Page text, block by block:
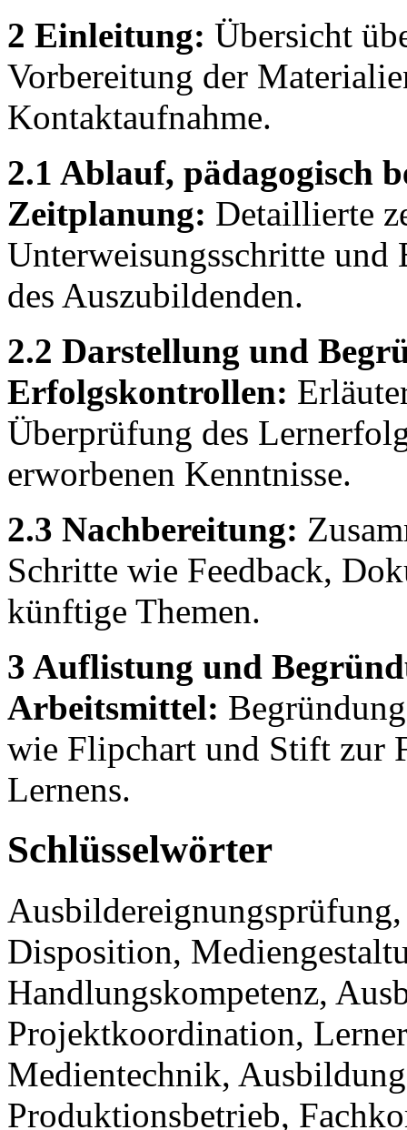
2 Einleitung: Übersicht
Vorbereitung der
Kontaktaufnahme.
2.1 Ablauf, pädagogisch
Zeitplanung: Detaillierte
Unterweisungsschritte
des Auszubildenden.
2.2 Darstellung und
Erfolgskontrollen:
Überprüfung des
erworbenen Kenntnisse.
2.3 Nachbereitung:
Schritte wie Feedback,
künftige Themen.
3 Auflistung und
Arbeitsmittel:
wie Flipchart und Stift zur
Lernens.
Schlüsselwörter
Ausbildereignungsprüfung,
Disposition,
Handlungskompetenz,
Projektkoordination,
Medientechnik,
Produktionsbetrieb,